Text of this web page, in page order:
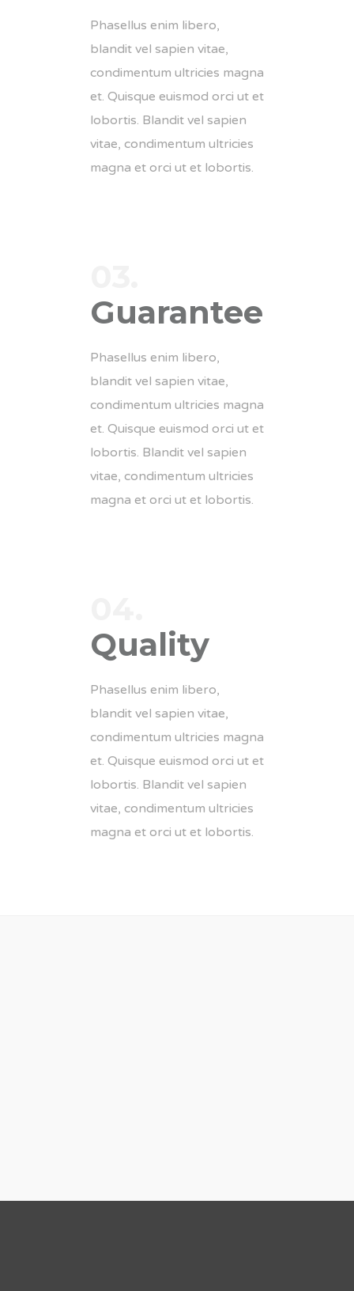
Phasellus enim libero,
blandit vel sapien vitae,
condimentum ultricies magna
et. Quisque euismod orci ut et
lobortis. Blandit vel sapien
vitae, condimentum ultricies
magna et orci ut et lobortis.
Guarantee
Phasellus enim libero,
blandit vel sapien vitae,
condimentum ultricies magna
et. Quisque euismod orci ut et
lobortis. Blandit vel sapien
vitae, condimentum ultricies
magna et orci ut et lobortis.
Quality
Phasellus enim libero,
blandit vel sapien vitae,
condimentum ultricies magna
et. Quisque euismod orci ut et
lobortis. Blandit vel sapien
vitae, condimentum ultricies
magna et orci ut et lobortis.